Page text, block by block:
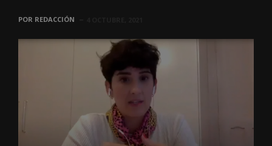
POR REDACCIÓN